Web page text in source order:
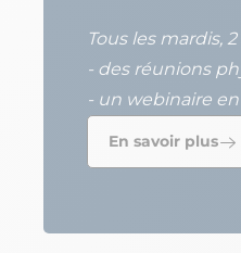
Tous les mardis,
- des réunions
- un webinaire
En savoir plus